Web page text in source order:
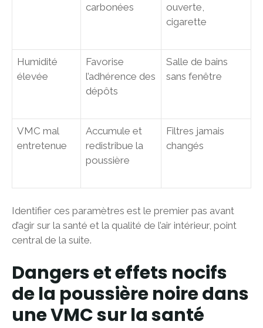
carbonées
ouverte,
cigarette
Humidité
élevée
Favorise
l’adhérence des
dépôts
Salle de bains
sans fenêtre
VMC mal
entretenue
Accumule et
redistribue la
poussière
Filtres jamais
changés
Identifier ces paramètres est le premier pas avant
d’agir sur la santé et la qualité de l’air intérieur, point
central de la suite.
Dangers et effets nocifs
de la poussière noire dans
une VMC sur la santé